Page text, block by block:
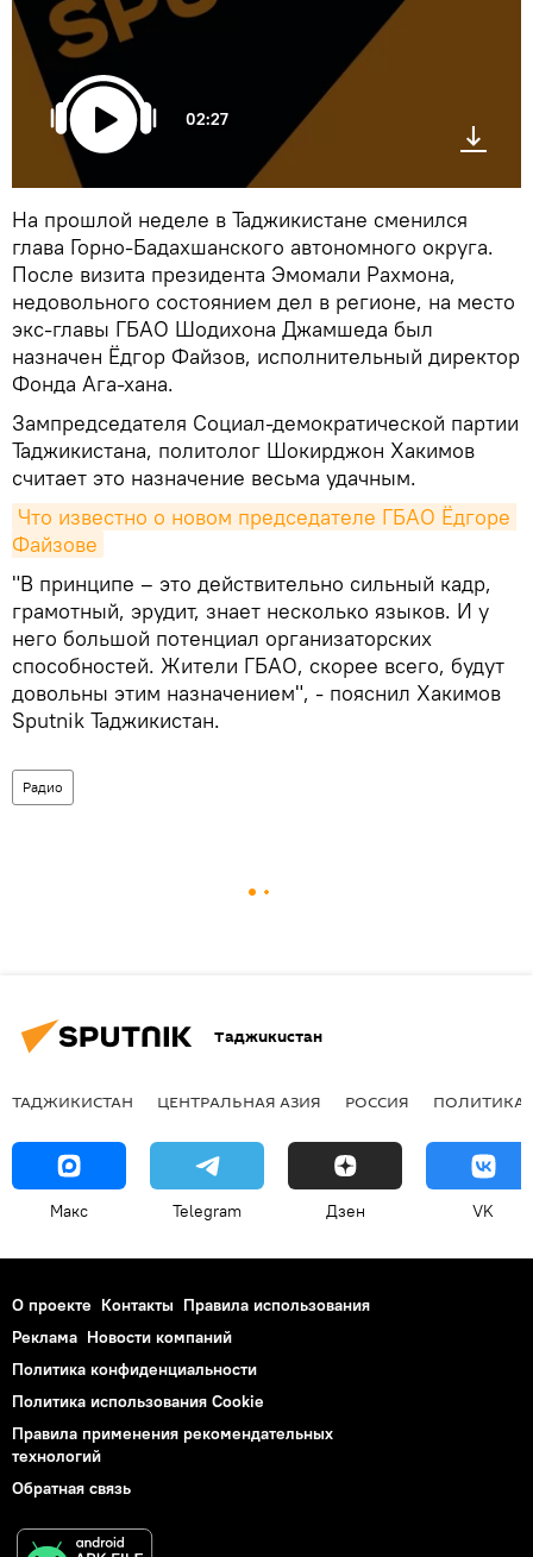
02:27
На прошлой неделе в Таджикистане сменился
глава Горно-Бадахшанского автономного округа.
После визита президента Эмомали Рахмона,
недовольного состоянием дел в регионе, на место
экс-главы ГБАО Шодихона Джамшеда был
назначен Ёдгор Файзов, исполнительный директор
Фонда Ага-хана.
Зампредседателя Социал-демократической партии
Таджикистана, политолог Шокирджон Хакимов
считает это назначение весьма удачным.
Что известно о новом председателе ГБАО Ёдгоре
Файзове
"В принципе – это действительно сильный кадр,
грамотный, эрудит, знает несколько языков. И у
него большой потенциал организаторских
способностей. Жители ГБАО, скорее всего, будут
довольны этим назначением", - пояснил Хакимов
Sputnik Таджикистан.
Радио
Таджикистан
ТАДЖИКИСТАН ЦЕНТРАЛЬНАЯ АЗИЯ РОССИЯ ПОЛИТИКА
Макс Telegram Дзен VK
О проекте Контакты Правила использования
Реклама Новости компаний
Политика конфиденциальности
Политика использования Cookie
Правила применения рекомендательных
технологий
Обратная связь